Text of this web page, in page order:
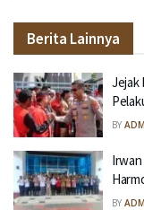
Berita Lainnya
Jejak
BY
BY